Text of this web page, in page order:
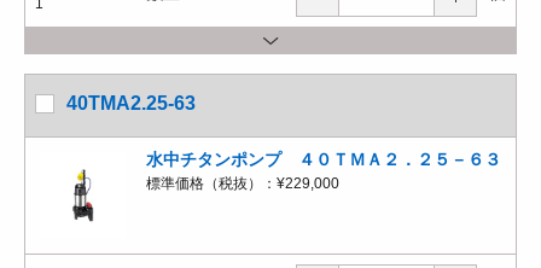
1
40TMA2.25-63
水中チタンポンプ ４０ＴＭＡ２．２５－６３
標準価格（税抜）： ¥229,000